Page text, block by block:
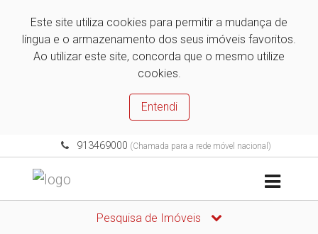
Este site utiliza cookies para permitir a mudança de
língua e o armazenamento dos seus imóveis favoritos.
Ao utilizar este site, concorda que o mesmo utilize
cookies.
Entendi
913469000 (Chamada para a rede móvel nacional)
Pesquisa de Imóveis